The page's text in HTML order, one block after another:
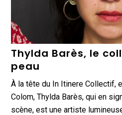
Thylda Barès, le
peau
À la tête du In Itinere Collectif,
Colom, Thylda Barès, qui en
scène, est une artiste